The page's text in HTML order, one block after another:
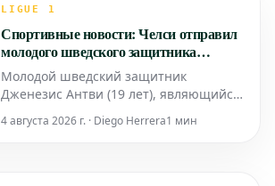
контракт с "Норвич Сити", командой,
сезоне Чемпионшипа.
LIGUE 1
Спортивные новости: Челси отправил
молодого шведского защитника
Дженезиса Антви в аренду в Страсбург
Молодой шведский защитник
Дженезис Антви (19 лет), являющийся
Швеции, в понедельник
4 августа 2026 г. · Diego Herrera1 мин